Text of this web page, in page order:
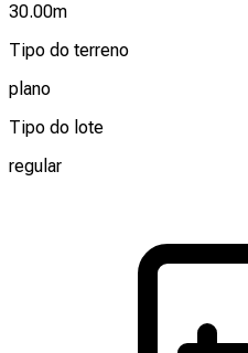
30.00m
Tipo do terreno
plano
Tipo do lote
regular